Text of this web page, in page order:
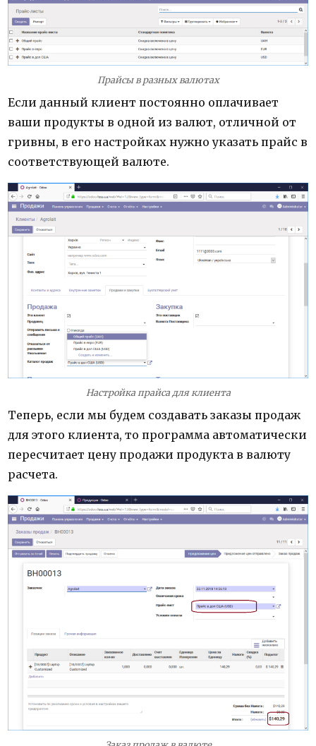
Прайсы в разных валютах
Если данный клиент постоянно оплачивает
ваши продукты в одной из валют, отличной от
гривны, в его настройках нужно указать прайс в
соответствующей валюте.
Настройка прайса для клиента
Теперь, если мы будем создавать заказы продаж
для этого клиента, то программа автоматически
пересчитает цену продажи продукта в валюту
расчета.